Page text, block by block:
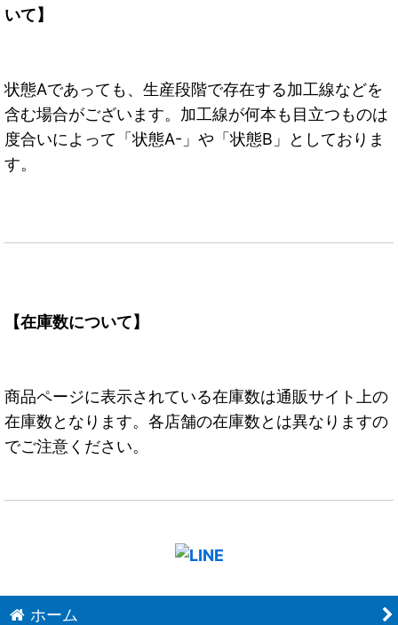
いて】
状態Aであっても、生産段階で存在する加工線などを
含む場合がございます。加工線が何本も目立つものは
度合いによって「状態A-」や「状態B」としておりま
す。
【在庫数について】
商品ページに表示されている在庫数は通販サイト上の
在庫数となります。各店舗の在庫数とは異なりますの
でご注意ください。
ホーム